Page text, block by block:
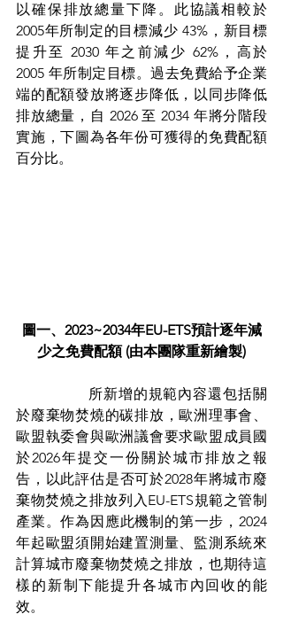
以確保排放總量下降。此協議相較於
2005年所制定的目標減少 43%，新目標
提升至 2030 年之前減少 62%，高於
2005 年所制定目標。過去免費給予企業
端的配額發放將逐步降低，以同步降低
排放總量，自 2026 至 2034 年將分階段
實施，下圖為各年份可獲得的免費配額
百分比。
圖一、2023~2034年EU-ETS預計逐年減
少之免費配額 (由本團隊重新繪製)
於廢棄物焚燒的碳排放，歐洲理事會、
歐盟執委會與歐洲議會要求歐盟成員國
於2026年提交一份關於城市排放之報
告，以此評估是否可於2028年將城市廢
棄物焚燒之排放列入EU-ETS規範之管制
產業。作為因應此機制的第一步，2024
年起歐盟須開始建置測量、監測系統來
計算城市廢棄物焚燒之排放，也期待這
樣的新制下能提升各城市內回收的能
效。